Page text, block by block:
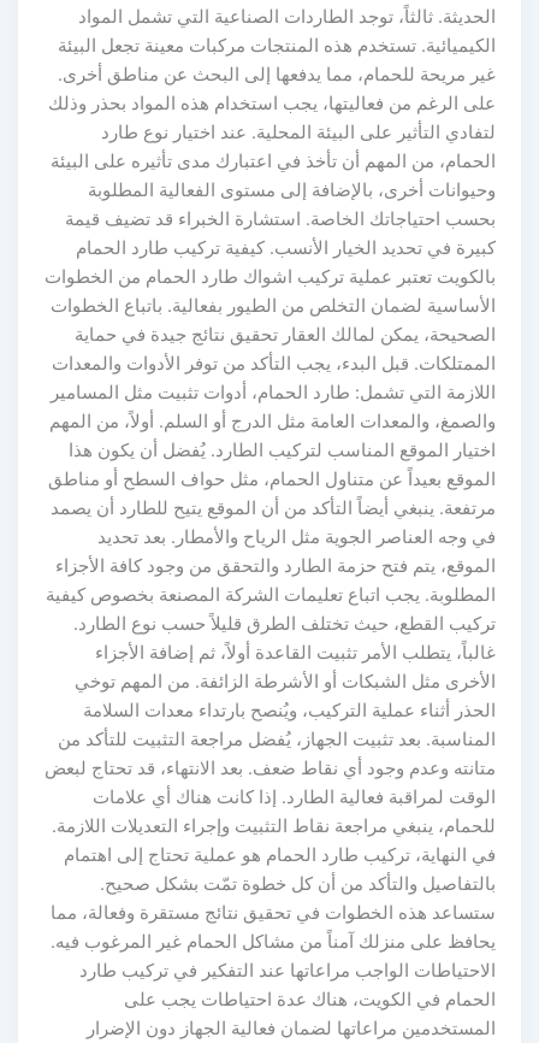
الحديثة. ثالثاً، توجد الطاردات الصناعية التي تشمل المواد
الكيميائية. تستخدم هذه المنتجات مركبات معينة تجعل البيئة
غير مريحة للحمام، مما يدفعها إلى البحث عن مناطق أخرى.
على الرغم من فعاليتها، يجب استخدام هذه المواد بحذر وذلك
لتفادي التأثير على البيئة المحلية. عند اختيار نوع طارد
الحمام، من المهم أن تأخذ في اعتبارك مدى تأثيره على البيئة
وحيوانات أخرى، بالإضافة إلى مستوى الفعالية المطلوبة
بحسب احتياجاتك الخاصة. استشارة الخبراء قد تضيف قيمة
كبيرة في تحديد الخيار الأنسب. كيفية تركيب طارد الحمام
بالكويت تعتبر عملية تركيب اشواك طارد الحمام من الخطوات
الأساسية لضمان التخلص من الطيور بفعالية. باتباع الخطوات
الصحيحة، يمكن لمالك العقار تحقيق نتائج جيدة في حماية
الممتلكات. قبل البدء، يجب التأكد من توفر الأدوات والمعدات
اللازمة التي تشمل: طارد الحمام، أدوات تثبيت مثل المسامير
والصمغ، والمعدات العامة مثل الدرج أو السلم. أولاً، من المهم
اختيار الموقع المناسب لتركيب الطارد. يُفضل أن يكون هذا
الموقع بعيداً عن متناول الحمام، مثل حواف السطح أو مناطق
مرتفعة. ينبغي أيضاً التأكد من أن الموقع يتيح للطارد أن يصمد
في وجه العناصر الجوية مثل الرياح والأمطار. بعد تحديد
الموقع، يتم فتح حزمة الطارد والتحقق من وجود كافة الأجزاء
المطلوبة. يجب اتباع تعليمات الشركة المصنعة بخصوص كيفية
تركيب القطع، حيث تختلف الطرق قليلاً حسب نوع الطارد.
غالباً، يتطلب الأمر تثبيت القاعدة أولاً، ثم إضافة الأجزاء
الأخرى مثل الشبكات أو الأشرطة الزائفة. من المهم توخي
الحذر أثناء عملية التركيب، ويُنصح بارتداء معدات السلامة
المناسبة. بعد تثبيت الجهاز، يُفضل مراجعة التثبيت للتأكد من
متانته وعدم وجود أي نقاط ضعف. بعد الانتهاء، قد تحتاج لبعض
الوقت لمراقبة فعالية الطارد. إذا كانت هناك أي علامات
للحمام، ينبغي مراجعة نقاط التثبيت وإجراء التعديلات اللازمة.
في النهاية، تركيب طارد الحمام هو عملية تحتاج إلى اهتمام
بالتفاصيل والتأكد من أن كل خطوة تمّت بشكل صحيح.
ستساعد هذه الخطوات في تحقيق نتائج مستقرة وفعالة، مما
يحافظ على منزلك آمناً من مشاكل الحمام غير المرغوب فيه.
الاحتياطات الواجب مراعاتها عند التفكير في تركيب طارد
الحمام في الكويت، هناك عدة احتياطات يجب على
المستخدمين مراعاتها لضمان فعالية الجهاز دون الإضرار